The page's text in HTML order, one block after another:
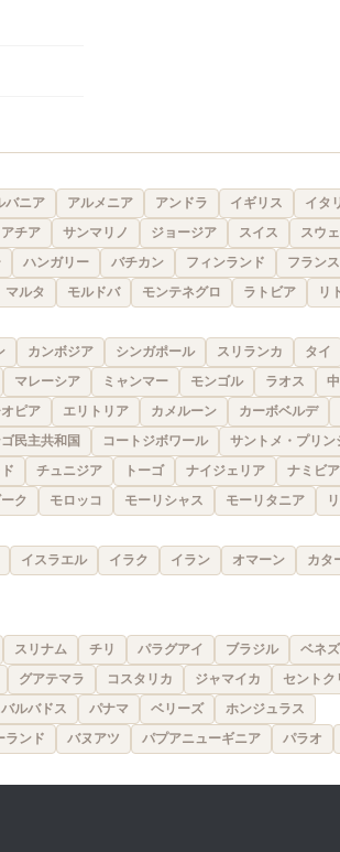
バニア アルメニア アンドラ イギリス イタ
チア サンマリノ ジョージア スイス スウ
ハンガリー バチカン フィンランド フランス
マルタ モルドバ モンテネグロ ラトビア リ
カンボジア シンガポール スリランカ タイ
マレーシア ミャンマー モンゴル ラオス
ピア エリトリア カメルーン カーボベルデ
民主共和国 コートジボワール サントメ・プリン
チュニジア トーゴ ナイジェリア ナミビア
ク モロッコ モーリシャス モーリタニア
イスラエル イラク イラン オマーン カタ
スリナム チリ パラグアイ ブラジル ベネ
グアテマラ コスタリカ ジャマイカ セントク
バルバドス パナマ ベリーズ ホンジュラス
ランド バヌアツ パプアニューギニア パラオ